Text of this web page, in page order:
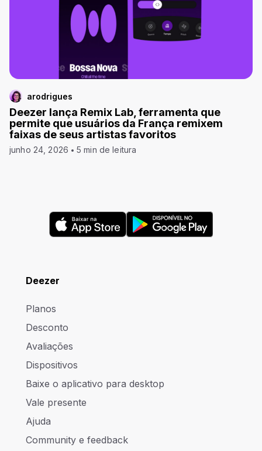
arodrigues
Deezer lança Remix Lab, ferramenta que
permite que usuários da França remixem
faixas de seus artistas favoritos
junho 24, 2026 5 min de leitura
Deezer
Planos
Desconto
Avaliações
Dispositivos
Baixe o aplicativo para desktop
Vale presente
Ajuda
Community e feedback